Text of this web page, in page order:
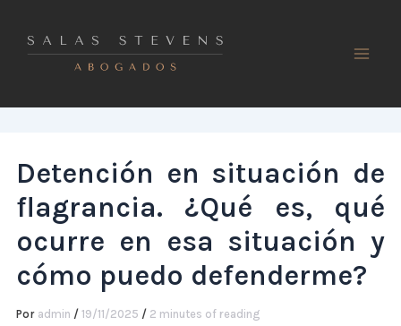
contenido
Detención en situación de
flagrancia. ¿Qué es, qué
ocurre en esa situación y
cómo puedo defenderme?
Por admin /19/11/2025 / 2 minutes of reading